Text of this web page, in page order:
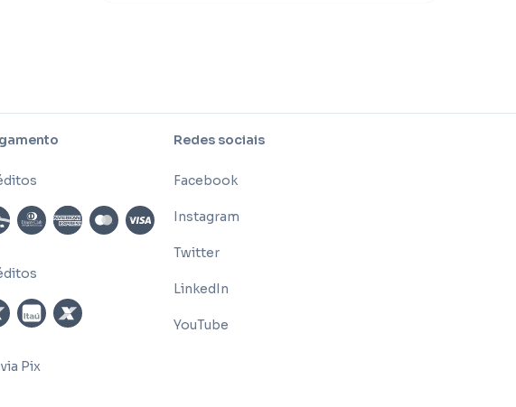
Pix
Redes sociais
Facebook
Instagram
Twitter
LinkedIn
YouTube